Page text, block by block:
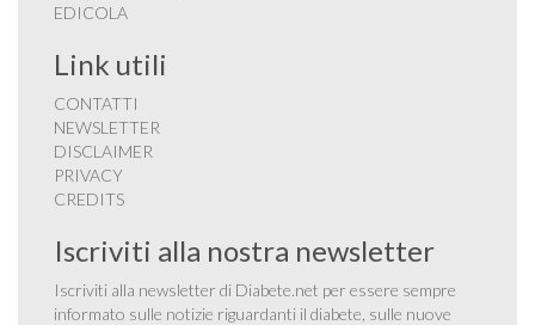
EDICOLA
Link utili
CONTATTI
NEWSLETTER
DISCLAIMER
PRIVACY
CREDITS
Iscriviti alla nostra newsletter
Iscriviti alla newsletter di Diabete.net per essere sempre
informato sulle notizie riguardanti il diabete, sulle nuove